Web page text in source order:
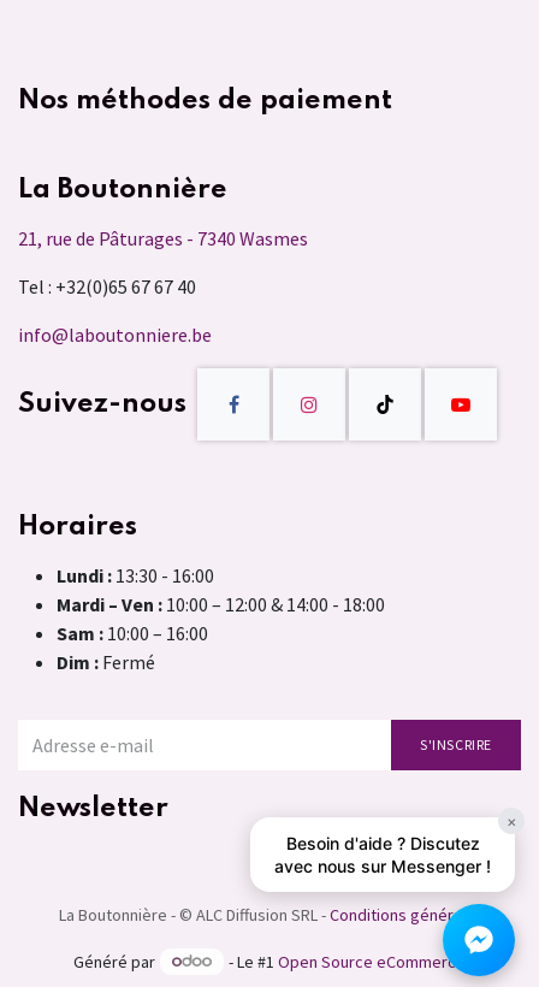
Nos méthodes de paiement
La Boutonnière
21, rue de Pâturages - 7340 Wasmes
Tel : +32(0)65 67 67 40
info@laboutonniere.be
Suivez-nous
Horaires
Lundi : 13:30 - 16:00
Mardi – Ven : 10:00 – 12:00 & 14:00 - 18:00
Sam : 10:00 – 16:00
Dim : Fermé
S'INSCRIRE
Newsletter ×
Besoin d'aide ? Discutez
avec nous sur Messenger !
La Boutonnière - © ALC Diffusion SRL -Conditions générales
Généré par - Le #1 Open Source eCommerce